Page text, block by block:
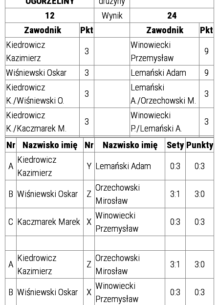
12
Wynik
24
Zawodnik
Pkt Zawodnik
Pkt
Kiedrowicz
Kazimierz
3
Winowiecki
Przemysław
9
Wiśniewski Oskar
3 Lemański Adam
9
Kiedrowicz
K./Wiśniewski O.
3
Lemański
A./Orzechowski M.
3
Kiedrowicz
K./Kaczmarek M.
3
Winowiecki
P./Lemański A.
3
Nr Nazwisko imię Nr Nazwisko imię Sety Punkty
A
Kiedrowicz
Kazimierz
Y Lemański Adam 0:3 0:3
B Wiśniewski Oskar Z
Orzechowski
Mirosław
3:1 3:0
C Kaczmarek Marek X
Winowiecki
Przemysław
0:3 0:3
A
Kiedrowicz
Kazimierz
Z
Orzechowski
Mirosław
3:1 3:0
B Wiśniewski Oskar X
Winowiecki
Przemysław
0:3
0:3